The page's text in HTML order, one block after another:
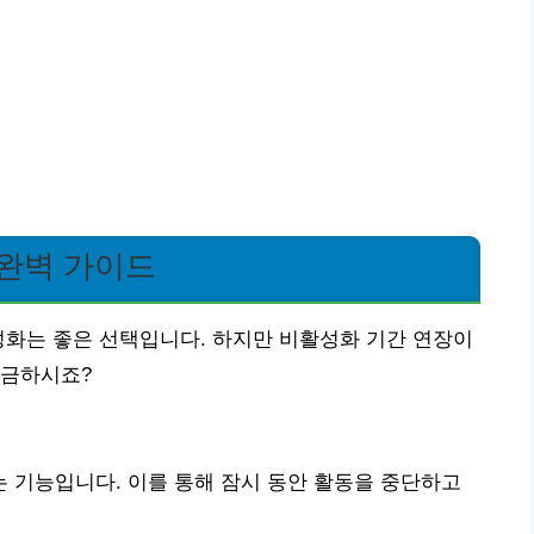
벽 가이드
는 좋은 선택입니다. 하지만 비활성화 기간 연장이
하시죠?
기능입니다. 이를 통해 잠시 동안 활동을 중단하고